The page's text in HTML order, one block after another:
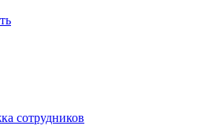
сотрудников